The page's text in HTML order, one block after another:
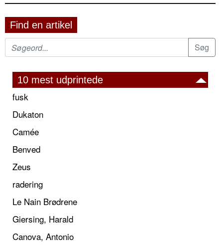
Find en artikel
10 mest udprintede
fusk
Dukaton
Camée
Benved
Zeus
radering
Le Nain Brødrene
Giersing, Harald
Canova, Antonio